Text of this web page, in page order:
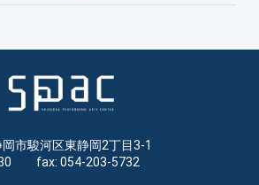
市駿河区東静岡2丁目3-1
fax: 054-203-5732